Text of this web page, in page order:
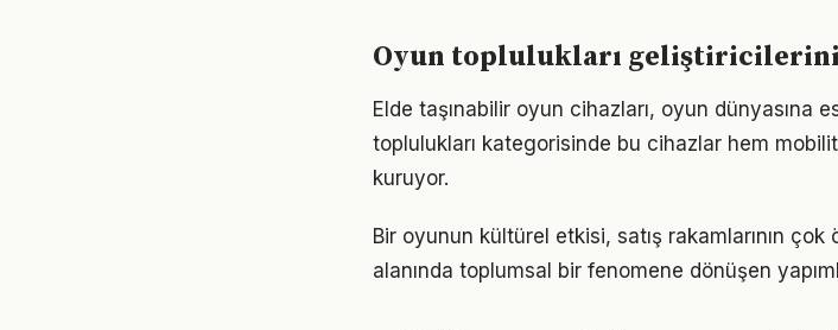
Oyun toplulukları
Elde taşınabilir oyun cihazları, oyun dünyasına
toplulukları kategorisinde bu cihazlar hem
kuruyor.
Bir oyunun kültürel etkisi, satış rakamlarının
alanında toplumsal bir fenomene dönüşen